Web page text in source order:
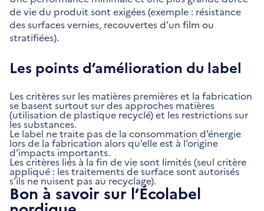
de vie du produit sont exigées (exemple : résistance
des surfaces vernies, recouvertes d’un film ou
stratifiées).
Les points d’amélioration du label
Les critères sur les matières premières et la fabrication
se basent surtout sur des approches matières
(utilisation de plastique recyclé) et les restrictions sur
les substances.
Le label ne traite pas de la consommation d’énergie
lors de la fabrication alors qu’elle est à l’origine
d’impacts importants.
Les critères liés à la fin de vie sont limités (seul critère
appliqué : les traitements de surface sont autorisés
s’ils ne nuisent pas au recyclage).
Bon à savoir sur l’Écolabel